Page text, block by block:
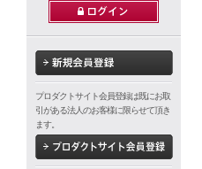
プロダクトサイト会員登録は既にお取
引がある法人のお客様に限らせて頂き
ます。